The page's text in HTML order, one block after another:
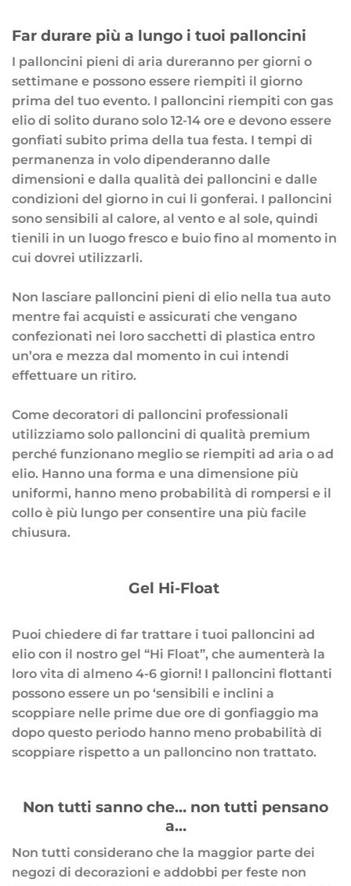
Far durare più a lungo i tuoi palloncini
I palloncini pieni di aria dureranno per giorni o
settimane e possono essere riempiti il ​​giorno
prima del tuo evento. I palloncini riempiti con gas
elio di solito durano solo 12-14 ore e devono essere
gonfiati subito prima della tua festa. I tempi di
permanenza in volo dipenderanno dalle
dimensioni e dalla qualità dei palloncini e dalle
condizioni del giorno in cui li gonferai. I palloncini
sono sensibili al calore, al vento e al sole, quindi
tienili in un luogo fresco e buio fino al momento in
cui dovrei utilizzarli.
Non lasciare palloncini pieni di elio nella tua auto
mentre fai acquisti e assicurati che vengano
confezionati nei loro sacchetti di plastica entro
un’ora e mezza dal momento in cui intendi
effettuare un ritiro.
Come decoratori di palloncini professionali
utilizziamo solo palloncini di qualità premium
perché funzionano meglio se riempiti ad aria o ad
elio. Hanno una forma e una dimensione più
uniformi, hanno meno probabilità di rompersi e il
collo è più lungo per consentire una più facile
chiusura.
Gel Hi-Float
Puoi chiedere di far trattare i tuoi palloncini ad
elio con il nostro gel “Hi Float”, che aumenterà la
loro vita di almeno 4-6 giorni! I palloncini flottanti
possono essere un po ‘sensibili e inclini a
scoppiare nelle prime due ore di gonfiaggio ma
dopo questo periodo hanno meno probabilità di
scoppiare rispetto a un palloncino non trattato.
Non tutti sanno che… non tutti pensano
a…
Non tutti considerano che la maggior parte dei
negozi di decorazioni e addobbi per feste non